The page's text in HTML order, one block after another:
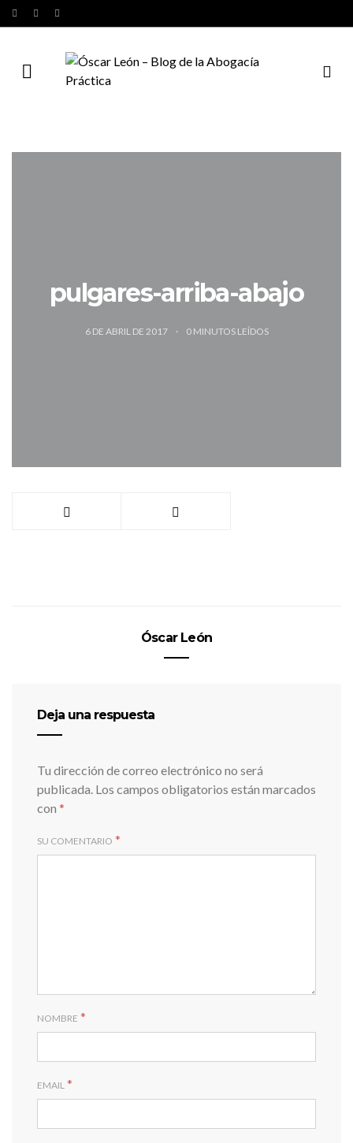
pulgares-arriba-abajo
6 DE ABRIL DE 2017 0 MINUTOS LEÍDOS
Óscar León
Deja una respuesta
Tu dirección de correo electrónico no será
publicada. Los campos obligatorios están marcados
con *
SU COMENTARIO *
NOMBRE *
EMAIL *